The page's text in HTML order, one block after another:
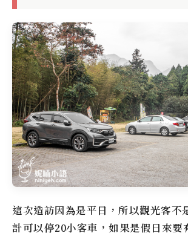
這次造訪因為是平日，所以觀光客不
計可以停20小客車，如果是假日來要